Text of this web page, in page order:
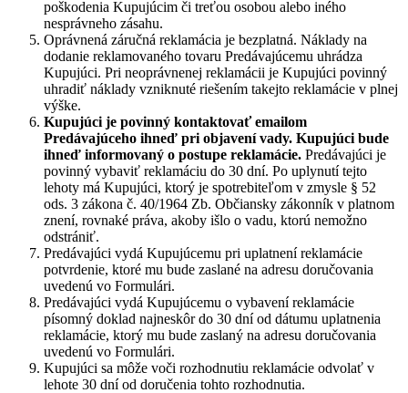
poškodenia Kupujúcim či treťou osobou alebo iného
nesprávneho zásahu.
Oprávnená záručná reklamácia je bezplatná. Náklady na
dodanie reklamovaného tovaru Predávajúcemu uhrádza
Kupujúci. Pri neoprávnenej reklamácii je Kupujúci povinný
uhradiť náklady vzniknuté riešením takejto reklamácie v plnej
výške.
Kupujúci je povinný kontaktovať emailom
Predávajúceho ihneď pri objavení vady. Kupujúci bude
ihneď informovaný o postupe reklamácie. Predávajúci je
povinný vybaviť reklamáciu do 30 dní. Po uplynutí tejto
lehoty má Kupujúci, ktorý je spotrebiteľom v zmysle § 52
ods. 3 zákona č. 40/1964 Zb. Občiansky zákonník v platnom
znení, rovnaké práva, akoby išlo o vadu, ktorú nemožno
odstrániť.
Predávajúci vydá Kupujúcemu pri uplatnení reklamácie
potvrdenie, ktoré mu bude zaslané na adresu doručovania
uvedenú vo Formulári.
Predávajúci vydá Kupujúcemu o vybavení reklamácie
písomný doklad najneskôr do 30 dní od dátumu uplatnenia
reklamácie, ktorý mu bude zaslaný na adresu doručovania
uvedenú vo Formulári.
Kupujúci sa môže voči rozhodnutiu reklamácie odvolať v
lehote 30 dní od doručenia tohto rozhodnutia.